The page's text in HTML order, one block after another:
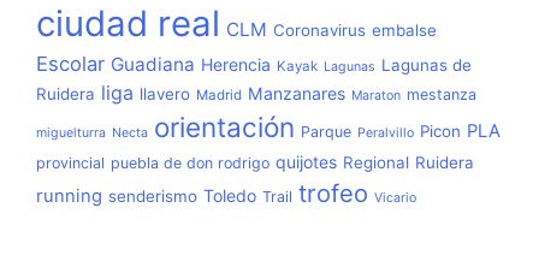
ciudad real CLM Coronavirus embalse
Escolar Guadiana Herencia Kayak Lagunas Lagunas de
Ruidera liga llavero Madrid Manzanares Maraton mestanza
miguelturra Necta orientación Parque Peralvillo Picon PLA
provincial puebla de don rodrigo quijotes Regional Ruidera
running senderismo Toledo Trail trofeo Vicario